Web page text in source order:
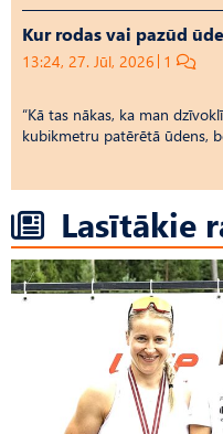
Kur rodas vai pazūd
13:24, 27. Jūl, 2026 1
“Kā tas nākas, ka man
kubikmetru patērētā ūdens,
Lasītākie